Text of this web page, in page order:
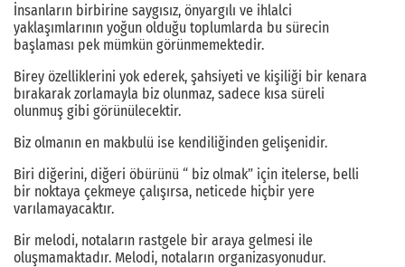
İnsanların birbirine saygısız, önyargılı ve ihlalci
yaklaşımlarının yoğun olduğu toplumlarda bu sürecin
başlaması pek mümkün görünmemektedir.
Birey özelliklerini yok ederek, şahsiyeti ve kişiliği bir kenara
bırakarak zorlamayla biz olunmaz, sadece kısa süreli
olunmuş gibi görünülecektir.
Biz olmanın en makbulü ise kendiliğinden gelişenidir.
Biri diğerini, diğeri öbürünü “ biz olmak” için itelerse, belli
bir noktaya çekmeye çalışırsa, neticede hiçbir yere
varılamayacaktır.
Bir melodi, notaların rastgele bir araya gelmesi ile
oluşmamaktadır. Melodi, notaların organizasyonudur.